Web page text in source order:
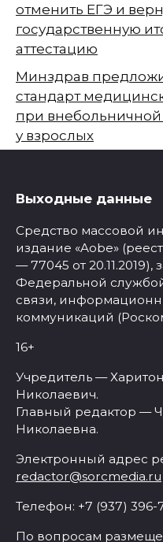
отменить ЕГЭ и
государственную
аттестацию
Минздрав
стандарт
при
у взрослых
Выходные данные
Средство массовой
издание «Aobe»
— 77045 от
Федеральной
связи,
коммуникаций
16+
Учредитель —
Николаевич.
Главный редактор —
Николаевна.
Электронный адрес
redactor@sorcmedia.ru
Телефон: +7 (937) 396-
По вопросам